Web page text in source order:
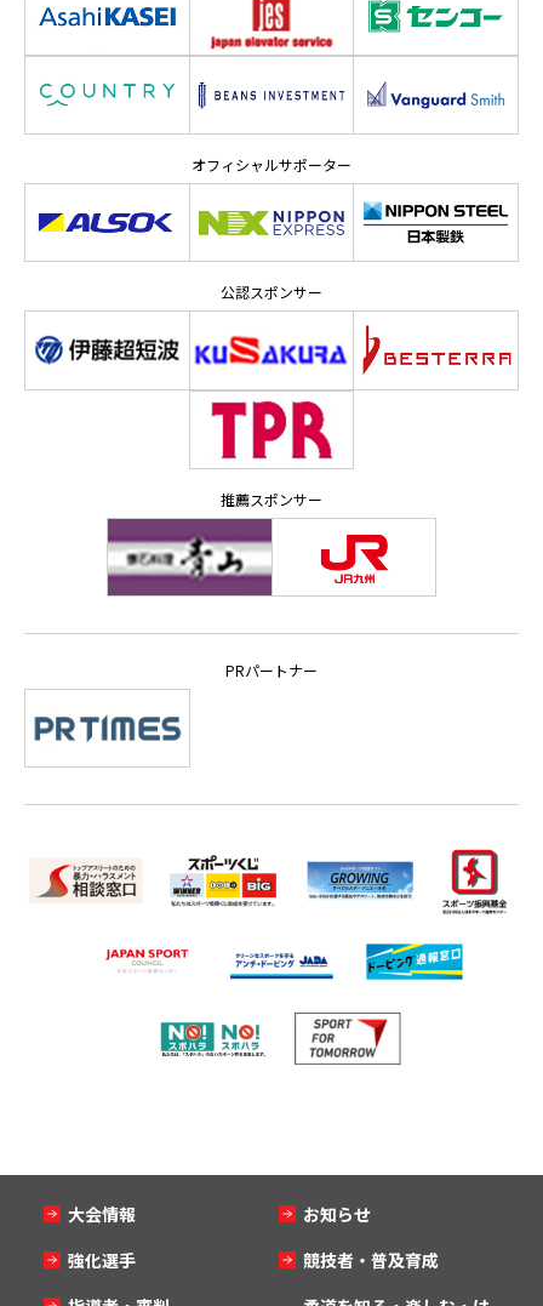
オフィシャルサポーター
公認スポンサー
推薦スポンサー
PRパートナー
大会情報
お知らせ
強化選手
競技者・普及育成